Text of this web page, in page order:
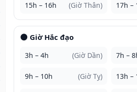
15h – 16h (Giờ Thân) 17h –
🌑 Giờ Hắc đạo
3h – 4h (Giờ Dần) 7h –
9h – 10h (Giờ Tỵ) 13h –